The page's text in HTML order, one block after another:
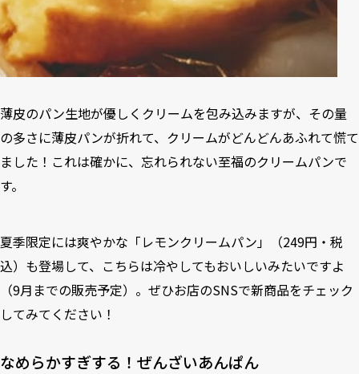
薄皮のパン生地が優しくクリームを包み込みますが、その量
の多さに薄皮パンが折れて、クリームがどんどんあふれて慌て
ました！これは確かに、忘れられない至福のクリームパンで
す。
夏季限定には爽やかな「レモンクリームパン」（249円・税
込）も登場して、こちらは冷やしてもおいしいみたいですよ
（9月までの販売予定）。ぜひお店のSNSで新商品をチェック
してみてください！
なめらかすぎする！ぜんざいあんぱん